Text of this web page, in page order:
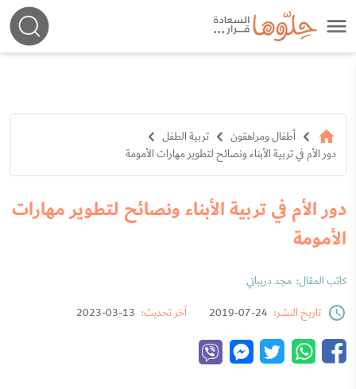
أطفال ومراهقون
تربية الطفل
دور الأم في تربية الأبناء ونصائح لتطوير مهارات الأمومة
دور الأم في تربية الأبناء ونصائح لتطوير مهارات
الأمومة
كاتب المقال: مجد دريباتي
تاريخ النشر: 24-07-2019 آخر تحديث: 13-03-2023